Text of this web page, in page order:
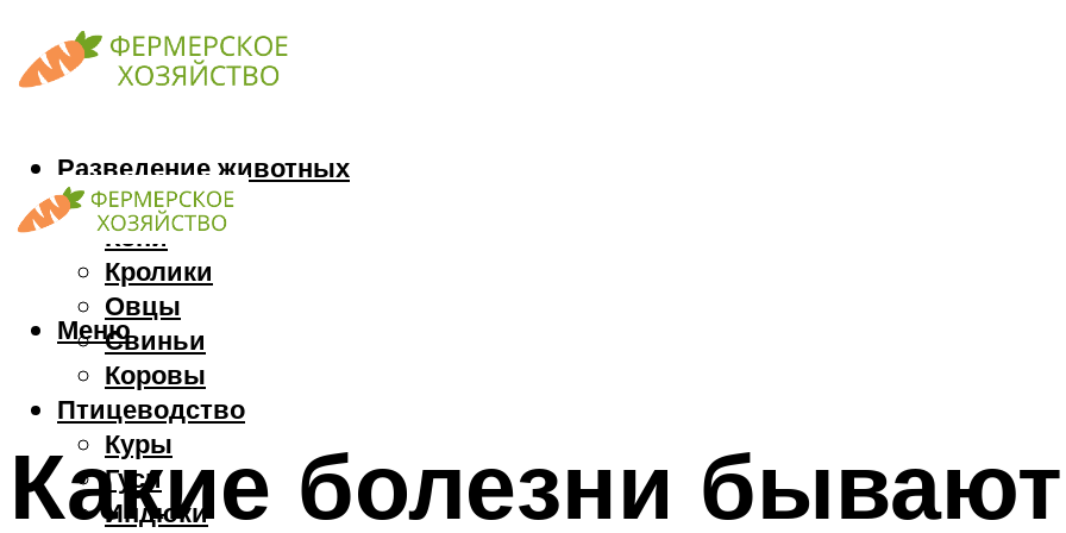
Разведение животных
Козы
Кони
Кролики
Овцы
Свиньи
Коровы
Птицеводство
Куры
Гуси
Индюки
Меню
Какие болезни